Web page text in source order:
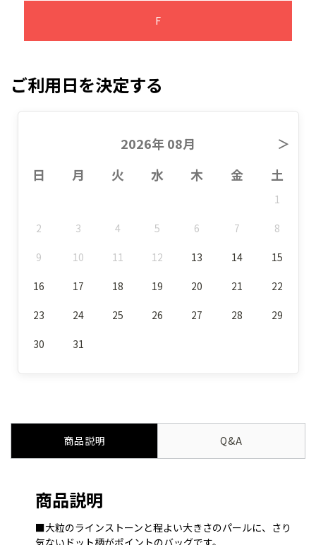
F
ご利用日を決定する
2026年 08月
＞
日
月 火 水 木 金 土
1
2 3 4 5 6 7 8
9 10 11 12 13 14 15
16 17 18 19 20 21 22
23 24 25 26 27 28 29
30 31
商品説明 Q&A
商品説明
■大粒のラインストーンと程よい大きさのパールに、さり